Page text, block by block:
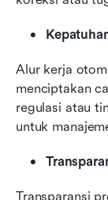
Alur kerja
menciptakan
regulasi atau
untuk
Transparansi